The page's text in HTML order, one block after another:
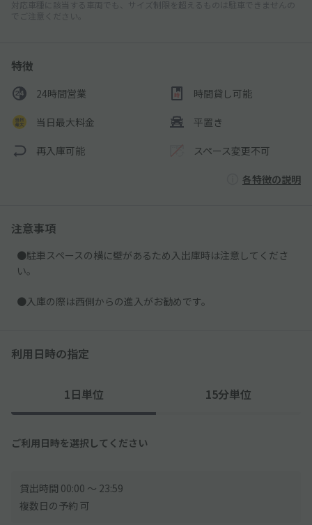
対応車種に該当する車両でも、サイズ制限を超えるものは駐車できませんの
でご注意ください。
特徴
24時間営業 時間貸し可能
当日最大料金 平置き
再入庫可能 スペース変更不可
各特徴の説明
注意事項
●駐車スペースの横に壁があるため入出庫時は注意してくださ
い。
●入庫の際は西側からの進入がお勧めです。
利用日時の指定
1日単位 15分単位
ご利用日時を選択してください
貸出時間 00:00 〜 23:59
複数日の予約 可